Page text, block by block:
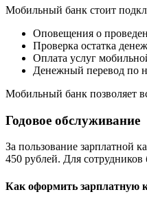
Мобильный банк стоит
Оповещения о
Проверка остатка
Оплата услуг
Денежный перевод по
Мобильный банк позволяет
Годовое обслуживание
За пользование зарплатной
450 рублей. Для
Как оформить зарплатную